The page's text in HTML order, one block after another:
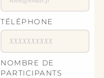
TÉLÉPHONE
NOMBRE DE
PARTICIPANTS